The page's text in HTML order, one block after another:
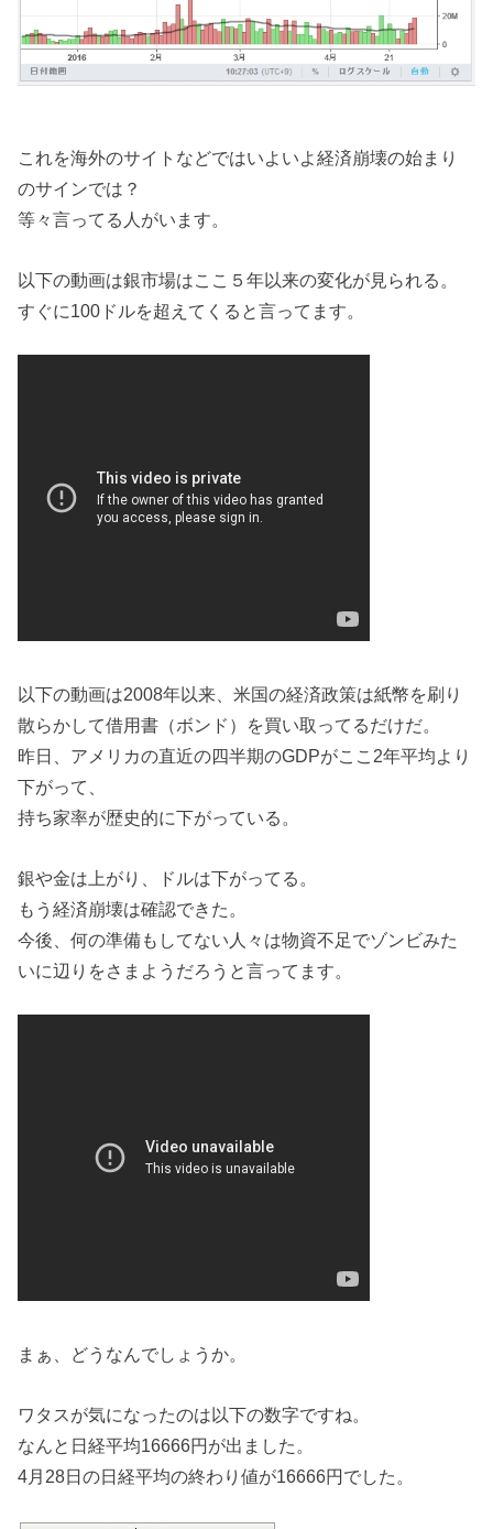
これを海外のサイトなどではいよいよ経済崩壊の始まり
のサインでは？
等々言ってる人がいます。
以下の動画は銀市場はここ５年以来の変化が見られる。
すぐに100ドルを超えてくると言ってます。
以下の動画は2008年以来、米国の経済政策は紙幣を刷り
散らかして借用書（ボンド）を買い取ってるだけだ。
昨日、アメリカの直近の四半期のGDPがここ2年平均より
下がって、
持ち家率が歴史的に下がっている。
銀や金は上がり、ドルは下がってる。
もう経済崩壊は確認できた。
今後、何の準備もしてない人々は物資不足でゾンビみた
いに辺りをさまようだろうと言ってます。
まぁ、どうなんでしょうか。
ワタスが気になったのは以下の数字ですね。
なんと日経平均16666円が出ました。
4月28日の日経平均の終わり値が16666円でした。